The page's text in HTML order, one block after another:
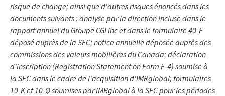
risque de change; ainsi que d'autres risques énoncés dans les
documents suivants : analyse par la direction incluse dans le
rapport annuel du Groupe CGI inc et dans le formulaire 40-F
déposé auprès de la SEC; notice annuelle déposée auprès des
commissions des valeurs mobilières du Canada; déclaration
d'inscription (Registration Statement on Form F-4) soumise à
la SEC dans le cadre de l'acquisition d'IMRglobal; formulaires
10-K et 10-Q soumises par IMRglobal à la SEC pour les périodes